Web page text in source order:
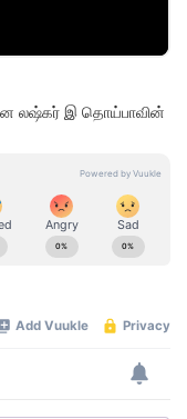
லஷ்கர் இ தொய்பாவின்